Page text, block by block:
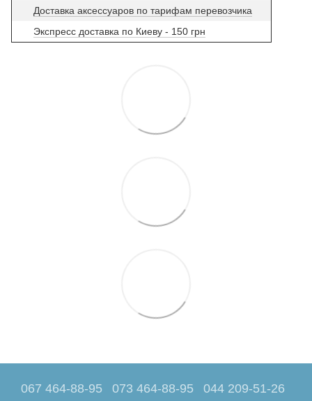
Доставка аксессуаров по тарифам перевозчика
Экспресс доставка по Киеву - 150 грн
067 464-88-95 073 464-88-95 044 209-51-26